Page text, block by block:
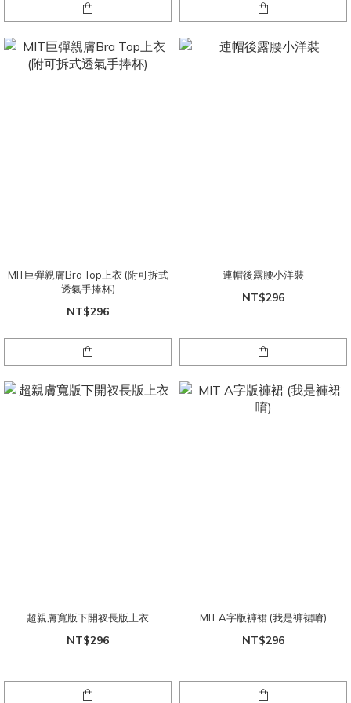
MIT巨彈親膚Bra Top上衣 (附可拆式
透氣手捧杯)
NT$296
連帽後露腰小洋裝
NT$296
超親膚寬版下開衩長版上衣
NT$296
MIT A字版褲裙 (我是褲裙唷)
NT$296